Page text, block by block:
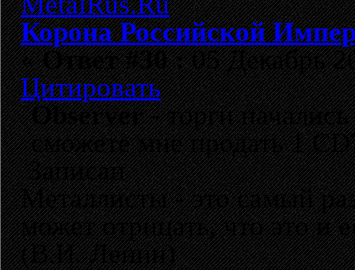
Корона Российской
«Ответ #30 :05 Декабрь
Цитировать
Observer- торги
сможете мне продать 1
Записан
Металлисты - это самый
может отрицать, что это и
(В.И. Ленин)